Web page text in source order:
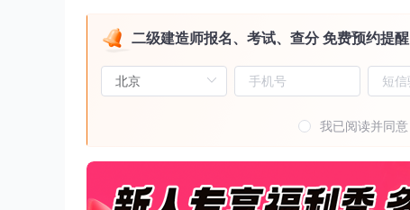
二级建造师报名、考试、查分 免费预约提醒
我已阅读并同意